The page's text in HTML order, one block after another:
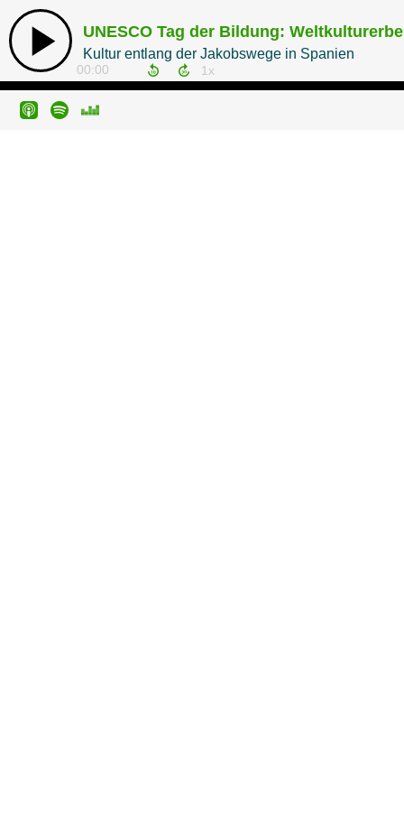
UNESCO Tag der Bildung:
Kultur entlang der Jakobswege in Spanien
00:00